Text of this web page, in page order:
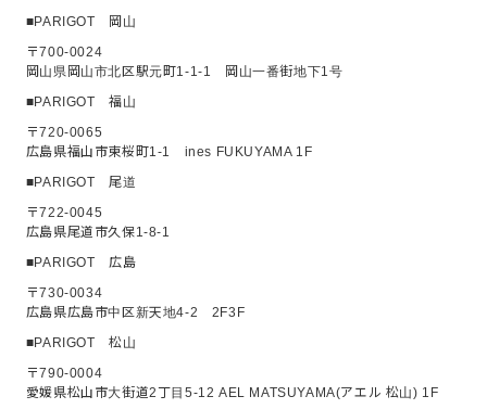
■PARIGOT 岡山
〒700-0024
岡山県岡山市北区駅元町1-1-1 岡山一番街地下1号
■PARIGOT 福山
〒720-0065
広島県福山市東桜町1-1 ines FUKUYAMA 1F
■PARIGOT 尾道
〒722-0045
広島県尾道市久保1-8-1
■PARIGOT 広島
〒730-0034
広島県広島市中区新天地4-2 2F3F
■PARIGOT 松山
〒790-0004
愛媛県松山市大街道2丁目5-12 AEL MATSUYAMA(アエル 松山) 1F